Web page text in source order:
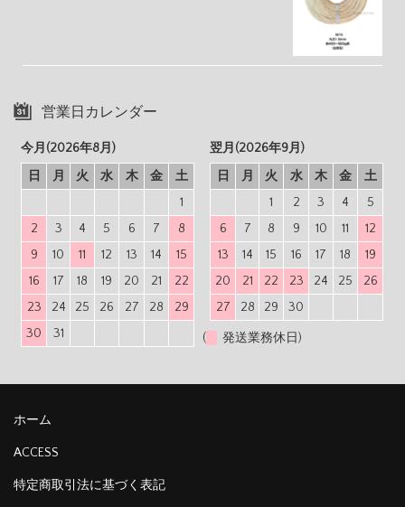
営業日カレンダー
今月(2026年8月)
日
月 火 水 木 金
土
1
2
3 4 5 6 7
8
9
10 11 12 13 14
15
16
17 18 19 20 21
22
23
24 25 26 27 28
29
30
31
翌月(2026年9月)
日
月 火 水 木 金
土
1
2 3 4
5
6
7 8 9 10 11
12
13
14 15 16 17 18
19
20
21 22 23 24 25
26
27
28 29 30
( 発送業務休日)
ホーム
ACCESS
特定商取引法に基づく表記